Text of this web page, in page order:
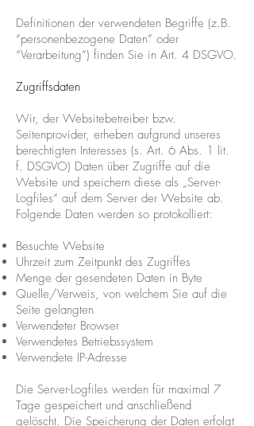
Definitionen der verwendeten Begriffe (z.B.
“personenbezogene Daten” oder
“Verarbeitung”) finden Sie in Art. 4 DSGVO.
Zugriffsdaten
Wir, der Websitebetreiber bzw.
Seitenprovider, erheben aufgrund unseres
berechtigten Interesses (s. Art. 6 Abs. 1 lit.
f. DSGVO) Daten über Zugriffe auf die
Website und speichern diese als „Server-
Logfiles“ auf dem Server der Website ab.
Folgende Daten werden so protokolliert:
Besuchte Website
Uhrzeit zum Zeitpunkt des Zugriffes
Menge der gesendeten Daten in Byte
Quelle/Verweis, von welchem Sie auf die
Seite gelangten
Verwendeter Browser
Verwendetes Betriebssystem
Verwendete IP-Adresse
Die Server-Logfiles werden für maximal 7
Tage gespeichert und anschließend
gelöscht. Die Speicherung der Daten erfolgt